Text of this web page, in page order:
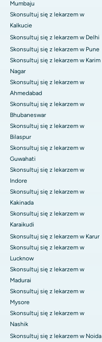
Mumbaju
Skonsultuj się z lekarzem w
Kalkucie
Skonsultuj się z lekarzem w Delhi
Skonsultuj się z lekarzem w Pune
Skonsultuj się z lekarzem w Karim
Nagar
Skonsultuj się z lekarzem w
Ahmedabad
Skonsultuj się z lekarzem w
Bhubaneswar
Skonsultuj się z lekarzem w
Bilaspur
Skonsultuj się z lekarzem w
Guwahati
Skonsultuj się z lekarzem w
Indore
Skonsultuj się z lekarzem w
Kakinada
Skonsultuj się z lekarzem w
Karaikudi
Skonsultuj się z lekarzem w Karur
Skonsultuj się z lekarzem w
Lucknow
Skonsultuj się z lekarzem w
Madurai
Skonsultuj się z lekarzem w
Mysore
Skonsultuj się z lekarzem w
Nashik
Skonsultuj się z lekarzem w Noida